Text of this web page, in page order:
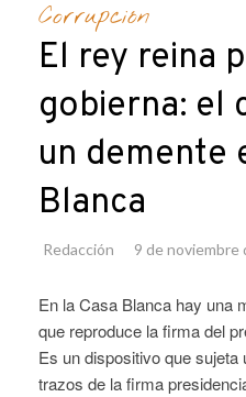
Corrupción
El rey reina
gobierna: el
un demente
Blanca
Redacción 9 de noviembre
En la Casa Blanca hay una
que reproduce la firma del
Es un dispositivo que
trazos de la firma